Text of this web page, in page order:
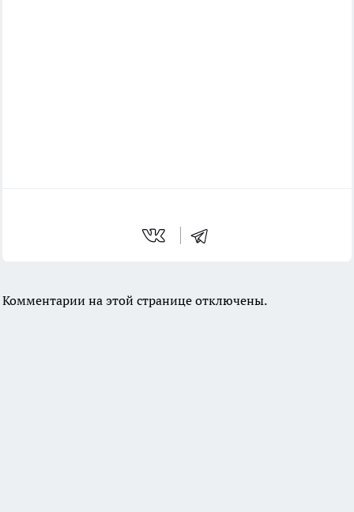
Комментарии на этой странице отключены.